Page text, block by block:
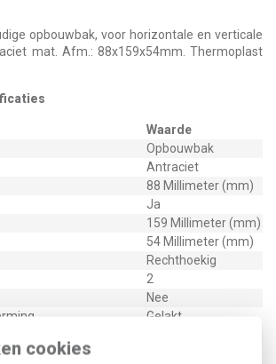
cookies
opbouwbak, voor horizontale en verticale
mat. Afm.: 88x159x54mm. Thermoplast
Waarde
Opbouwbak
Antraciet
88 Millimeter (mm)
Ja
159 Millimeter (mm)
54 Millimeter (mm)
Rechthoekig
2
Nee
Gelakt